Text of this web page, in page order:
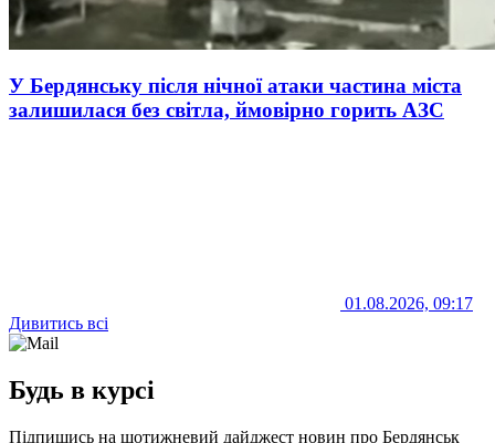
У Бердянську після нічної атаки частина міста
залишилася без світла, ймовірно горить АЗС
01.08.2026, 09:17
Дивитись всі
Будь в курсі
Підпишись на щотижневий дайджест новин про Бердянськ